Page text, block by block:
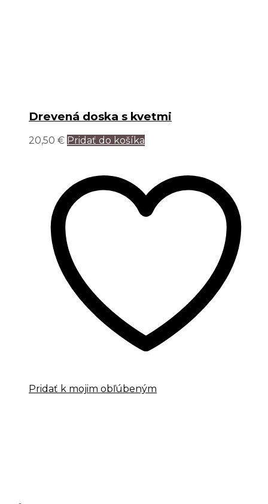
Drevená doska s kvetmi
20,50 € Pridať do košíka
Pridať k mojim obľúbeným